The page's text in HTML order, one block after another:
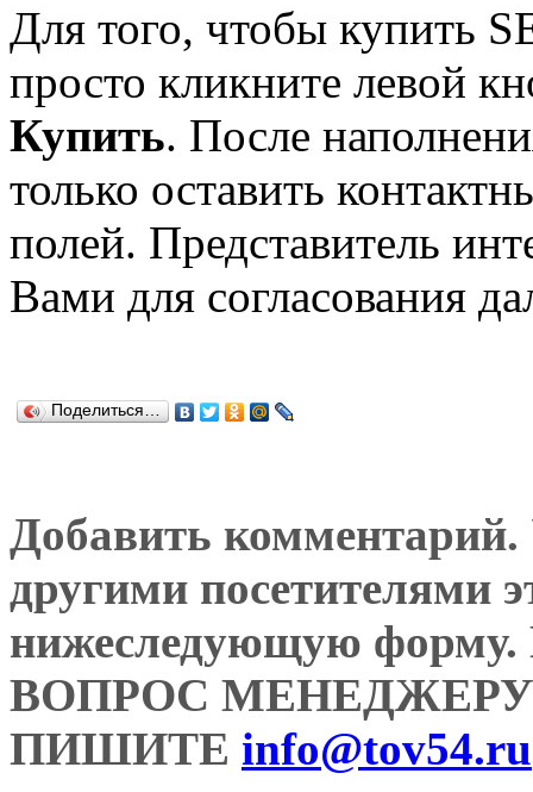
Для того, чтобы купить
просто кликните левой
Купить. После
только оставить
полей. Представитель
Вами для согласования
Поделиться…
Добавить комментарий.
другими посетителями
нижеследующую
ВОПРОС
ПИШИТЕ info@tov54.ru